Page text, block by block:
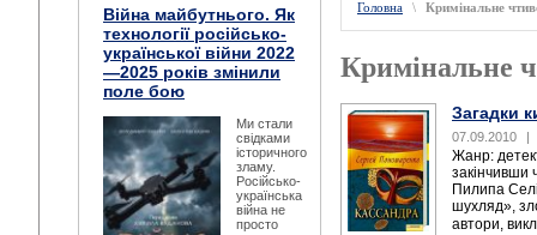
Війна майбутнього. Як
технології російсько-
української війни 2022
—2025 років змінили
поле бою
Ми стали
свідками
історичного
зламу.
Російсько-
українська
війна не
просто
Головна \ Кримінальне
Кримінальне
Загадки
07.09.2010 |
Жанр:
закінчивши
Пилипа
шухляд»,
автори,